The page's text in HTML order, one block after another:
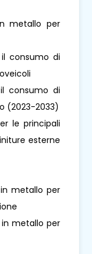
metallo per
il consumo di
il consumo di
(2023-2033)
le principali
esterne
metallo per
metallo per